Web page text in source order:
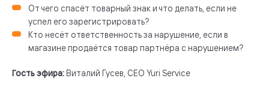
От чего спасёт товарный знак и что делать, если не
успел его зарегистрировать?
Кто несёт ответственность за нарушение, если в
магазине продаётся товар партнёра с нарушением?
Гость эфира: Виталий Гусев, CEO Yuri Service